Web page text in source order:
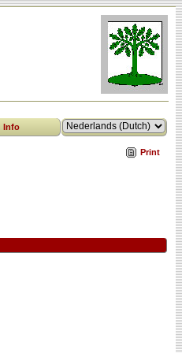
Info
Print